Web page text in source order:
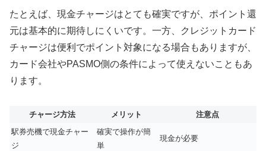
たとえば、現金チャージはとても確実ですが、ポイント還
元は基本的に期待しにくいです。一方、クレジットカード
チャージは便利でポイント対象になる場合もありますが、
カード会社やPASMO側の条件によって使えないこともあ
ります。
チャージ方法 メリット
注意点
駅券売機で現金チャー
ジ
確実で操作が簡
単
現金が必要